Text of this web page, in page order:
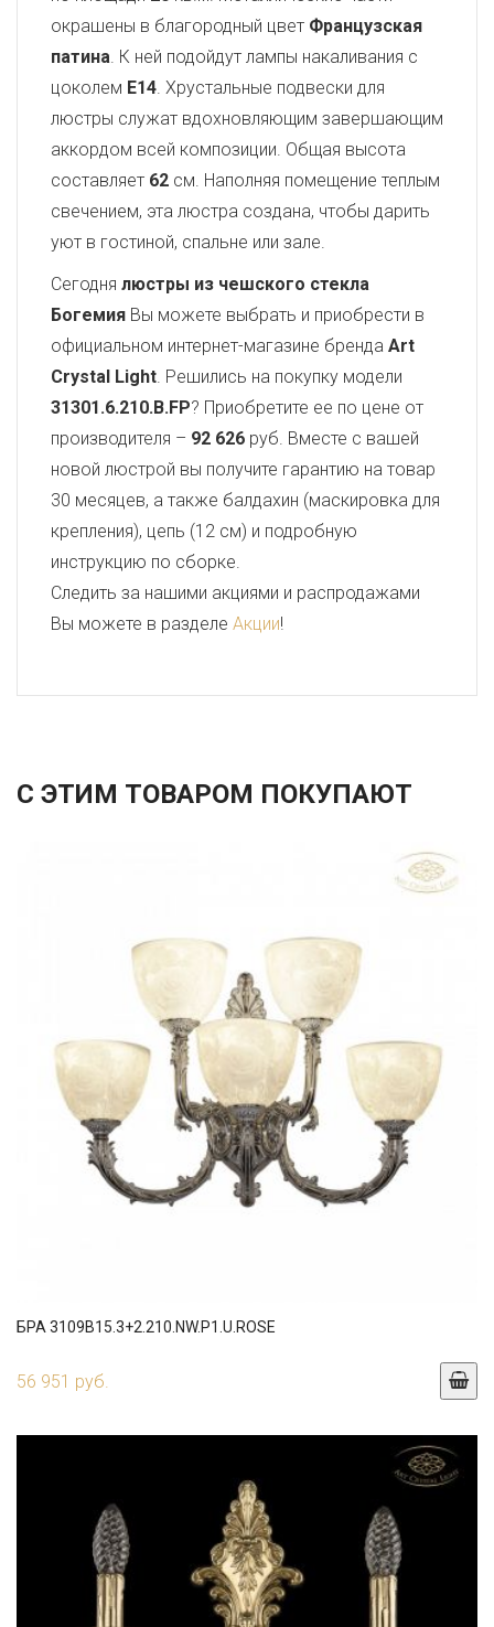
окрашены в благородный цвет Французская
патина. К ней подойдут лампы накаливания с
цоколем E14. Хрустальные подвески для
люстры служат вдохновляющим завершающим
аккордом всей композиции. Общая высота
составляет 62 см. Наполняя помещение теплым
свечением, эта люстра создана, чтобы дарить
уют в гостиной, спальне или зале.
Сегодня люстры из чешского стекла
Богемия Вы можете выбрать и приобрести в
официальном интернет-магазине бренда Art
Crystal Light. Решились на покупку модели
31301.6.210.B.FP? Приобретите ее по цене от
производителя – 92 626 руб. Вместе с вашей
новой люстрой вы получите гарантию на товар
30 месяцев, а также балдахин (маскировка для
крепления), цепь (12 см) и подробную
инструкцию по сборке.
Следить за нашими акциями и распродажами
Вы можете в разделе Акции!
С ЭТИМ ТОВАРОМ ПОКУПАЮТ
БРА 3109B15.3+2.210.NW.P1.U.ROSE
56 951 руб.